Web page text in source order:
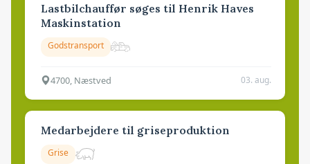
Lastbilchauffør søges til Henrik Haves
Maskinstation
Godstransport
4700, Næstved 03. aug.
Medarbejdere til griseproduktion
Grise